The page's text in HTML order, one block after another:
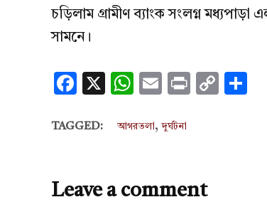
চড়িলাম গ্রামীণ ব্যাংক সংলগ্ন
সামনে।
Facebook
X WhatsApp
EmailPrintCopy
TAGGED: আগরতলা ,দুর্ঘটনা
Leave a comment